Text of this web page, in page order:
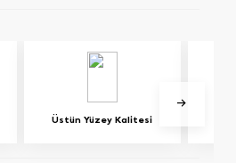
Üstün Yüzey Kalitesi